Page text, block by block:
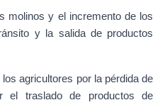
molinos y el incremento de los
y la salida de productos
agricultores por la pérdida de
el traslado de productos de